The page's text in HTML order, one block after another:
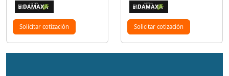
Solicitar cotización Solicitar cotización